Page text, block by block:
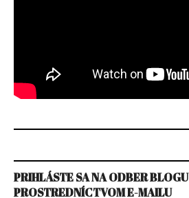
PRIHLÁSTE SA NA ODBER BLOGU
PROSTREDNÍCTVOM E-MAILU